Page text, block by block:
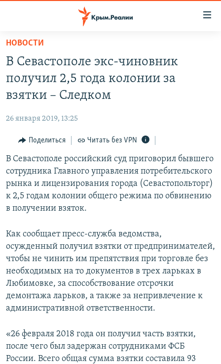
Вернуться
основному
содержанию
Вернутся
главной
навигации
Вернутся
поиску
11 ЛЕТ ОККУПАЦИИ КРЫМА. 11 ИСТОРИЙ СОПРОТИВЛЕНИЯ
ВОДА
ЕЩЕ
ИНТЕРАКТИВ
ИНФОГРАФИКА
ТЕЛЕПРОЕКТ КРЫМ.РЕАЛИИ
СОВЕТЫ ПРАВОЗАЩИТНИКОВ
ПРОПАВШИЕ БЕЗ ВЕСТИ
ПОБЕДИТЕЛЕЙ НЕ СУДЯТ?
КРЫМ.НЕПОКОРЕННЫЙ
ELIFBE
УКРАИНСКАЯ ПРОБЛЕМА КРЫМА
РАДІО СВОБОДА
КАК ОБОЙТИ БЛОКИРОВКУ
Українською
ПРИСОЕДИНЯЙТЕСЬ!
Все сайты RFE/RL
НОВОСТИ
В Севастополе экс-чиновник
получил 2,5 года колонии за
взятки – Следком
26 января 2019, 13:25
Поделиться Читать без VPN
В Севастополе российский суд приговорил бывшего
сотрудника Главного управления потребительского
рынка и лицензирования города (Севастопольторг)
к 2,5 годам колонии общего режима по обвинению
в получении взяток.
Как сообщает пресс-служба ведомства,
осужденный получил взятки от предпринимателей,
чтобы не чинить им препятствия при торговле без
необходимых на то документов в трех ларьках в
Любимовке, за способствование отсрочки
демонтажа ларьков, а также за непривлечение к
административной ответственности.
«26 февраля 2018 года он получил часть взятки,
после чего был задержан сотрудниками ФСБ
России. Всего общая сумма взятки составила 93